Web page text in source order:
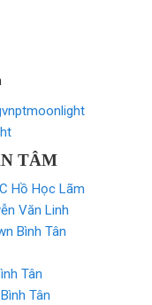
TÂM
Hồ Học Lãm
Văn Linh
Bình Tân
Tân
Tân